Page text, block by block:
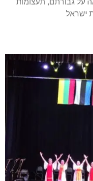
על גבורתם, תעצומות
ישראל